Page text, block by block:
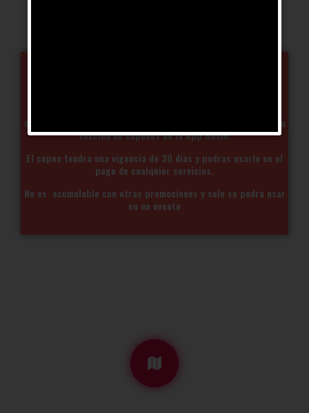
correo. Podras consultar tu cupon en cualquier momento en la
seccion de cupones de la App Rosie.
El cupon tendra una vigencia de 30 dias y podras usarlo en el
pago de cualquier servicios.
No es acumulable con otras promociones y solo se podra usar
en un evento